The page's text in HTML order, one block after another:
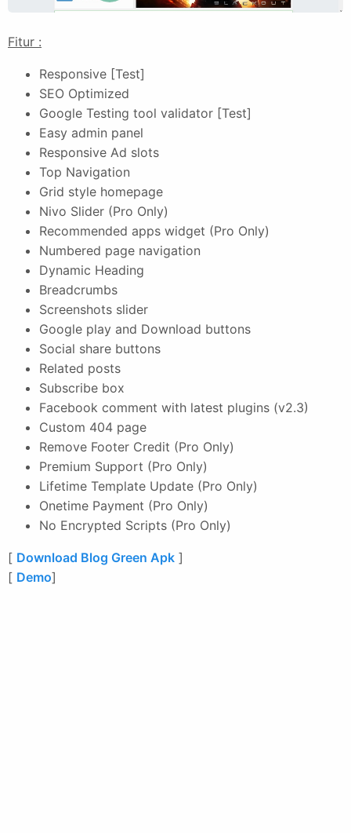
Fitur :
Responsive [Test]
SEO Optimized
Google Testing tool validator [Test]
Easy admin panel
Responsive Ad slots
Top Navigation
Grid style homepage
Nivo Slider (Pro Only)
Recommended apps widget (Pro Only)
Numbered page navigation
Dynamic Heading
Breadcrumbs
Screenshots slider
Google play and Download buttons
Social share buttons
Related posts
Subscribe box
Facebook comment with latest plugins (v2.3)
Custom 404 page
Remove Footer Credit (Pro Only)
Premium Support (Pro Only)
Lifetime Template Update (Pro Only)
Onetime Payment (Pro Only)
No Encrypted Scripts (Pro Only)
[ Download Blog Green Apk ]
[ Demo]